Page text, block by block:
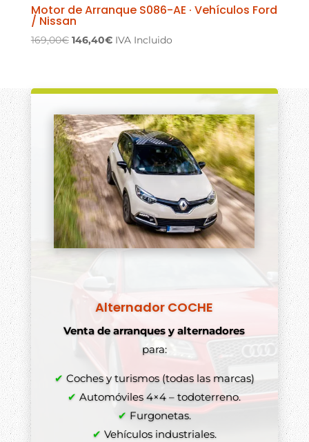
Motor de Arranque S086-AE · Vehículos Ford
/ Nissan
169,00€ El
era:
146,40€El
es:
IVA Incluido
Alternador COCHE
Venta de arranques y alternadores
para:
✔ Coches y turismos (todas las marcas)
✔ Automóviles 4×4 – todoterreno.
✔ Furgonetas.
✔ Vehículos industriales.